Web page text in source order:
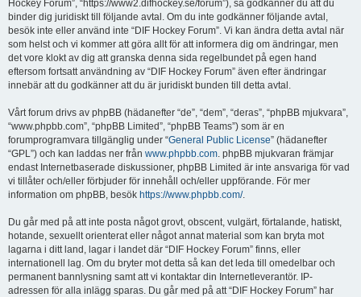
Hockey Forum”, “https://www2.difhockey.se/forum”), så godkänner du att du
binder dig juridiskt till följande avtal. Om du inte godkänner följande avtal,
besök inte eller använd inte “DIF Hockey Forum”. Vi kan ändra detta avtal när
som helst och vi kommer att göra allt för att informera dig om ändringar, men
det vore klokt av dig att granska denna sida regelbundet på egen hand
eftersom fortsatt användning av “DIF Hockey Forum” även efter ändringar
innebär att du godkänner att du är juridiskt bunden till detta avtal.
Vårt forum drivs av phpBB (hädanefter “de”, “dem”, “deras”, “phpBB mjukvara”,
“www.phpbb.com”, “phpBB Limited”, “phpBB Teams”) som är en
forumprogramvara tillgänglig under “General Public License” (hädanefter
“GPL”) och kan laddas ner från www.phpbb.com. phpBB mjukvaran främjar
endast Internetbaserade diskussioner, phpBB Limited är inte ansvariga för vad
vi tillåter och/eller förbjuder för innehåll och/eller uppförande. För mer
information om phpBB, besök https://www.phpbb.com/.
Du går med på att inte posta något grovt, obscent, vulgärt, förtalande, hatiskt,
hotande, sexuellt orienterat eller något annat material som kan bryta mot
lagarna i ditt land, lagar i landet där “DIF Hockey Forum” finns, eller
internationell lag. Om du bryter mot detta så kan det leda till omedelbar och
permanent bannlysning samt att vi kontaktar din Internetleverantör. IP-
adressen för alla inlägg sparas. Du går med på att “DIF Hockey Forum” har